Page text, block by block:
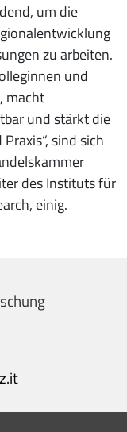
um die
zu arbeiten.
und
macht
und stärkt die
sind sich
des Instituts für
einig.